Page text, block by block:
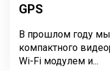
GPS
В прошлом году мы
компактного
Wi-Fi модулем и...